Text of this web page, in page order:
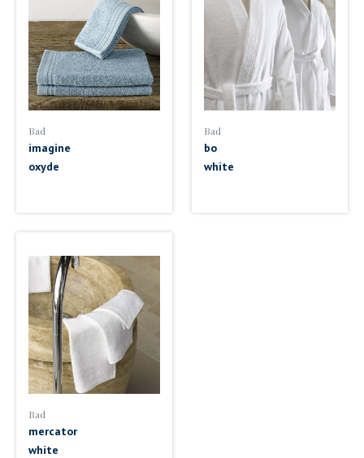
Bad
imagine
oxyde
Bad
bo
white
Bad
mercator
white